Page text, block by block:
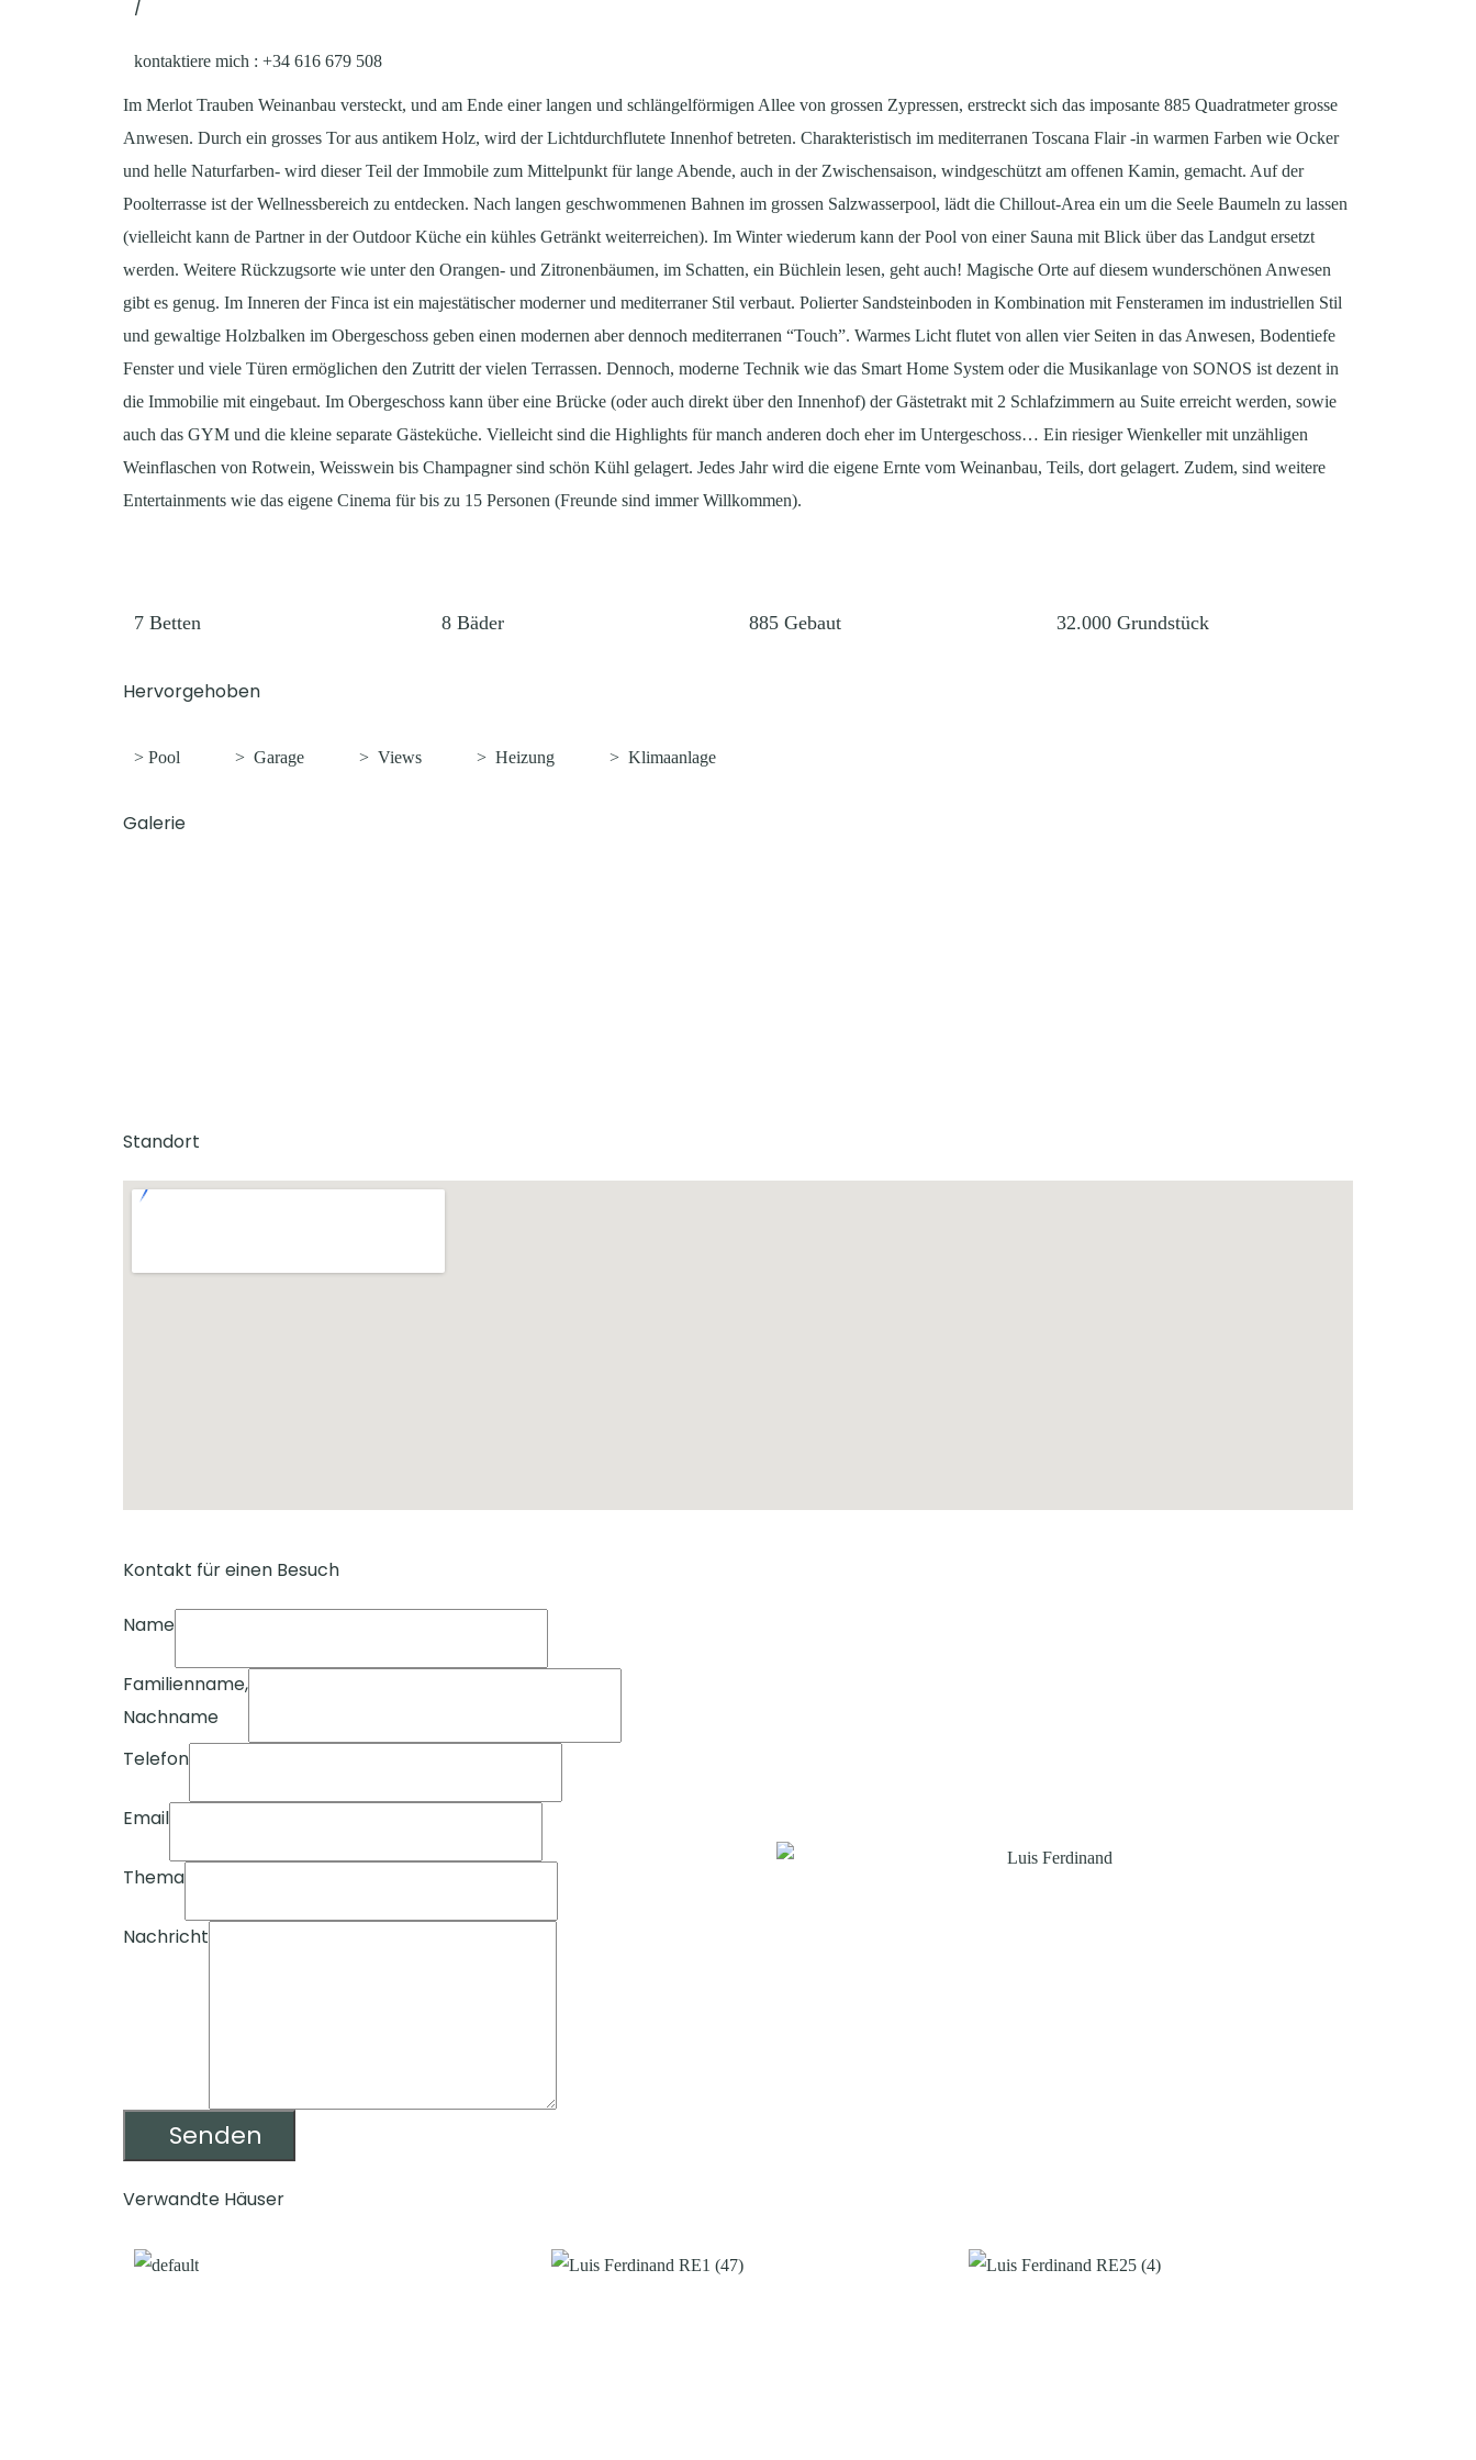
/
kontaktiere mich : +34 616 679 508
Im Merlot Trauben Weinanbau versteckt, und am Ende einer langen und schlängelförmigen Allee von grossen Zypressen, erstreckt sich das imposante 885 Quadratmeter grosse
Anwesen. Durch ein grosses Tor aus antikem Holz, wird der Lichtdurchflutete Innenhof betreten. Charakteristisch im mediterranen Toscana Flair -in warmen Farben wie Ocker
und helle Naturfarben- wird dieser Teil der Immobile zum Mittelpunkt für lange Abende, auch in der Zwischensaison, windgeschützt am offenen Kamin, gemacht. Auf der
Poolterrasse ist der Wellnessbereich zu entdecken. Nach langen geschwommenen Bahnen im grossen Salzwasserpool, lädt die Chillout-Area ein um die Seele Baumeln zu lassen
(vielleicht kann de Partner in der Outdoor Küche ein kühles Getränkt weiterreichen). Im Winter wiederum kann der Pool von einer Sauna mit Blick über das Landgut ersetzt
werden. Weitere Rückzugsorte wie unter den Orangen- und Zitronenbäumen, im Schatten, ein Büchlein lesen, geht auch! Magische Orte auf diesem wunderschönen Anwesen
gibt es genug. Im Inneren der Finca ist ein majestätischer moderner und mediterraner Stil verbaut. Polierter Sandsteinboden in Kombination mit Fensteramen im industriellen Stil
und gewaltige Holzbalken im Obergeschoss geben einen modernen aber dennoch mediterranen “Touch”. Warmes Licht flutet von allen vier Seiten in das Anwesen, Bodentiefe
Fenster und viele Türen ermöglichen den Zutritt der vielen Terrassen. Dennoch, moderne Technik wie das Smart Home System oder die Musikanlage von SONOS ist dezent in
die Immobilie mit eingebaut. Im Obergeschoss kann über eine Brücke (oder auch direkt über den Innenhof) der Gästetrakt mit 2 Schlafzimmern au Suite erreicht werden, sowie
auch das GYM und die kleine separate Gästeküche. Vielleicht sind die Highlights für manch anderen doch eher im Untergeschoss… Ein riesiger Wienkeller mit unzähligen
Weinflaschen von Rotwein, Weisswein bis Champagner sind schön Kühl gelagert. Jedes Jahr wird die eigene Ernte vom Weinanbau, Teils, dort gelagert. Zudem, sind weitere
Entertainments wie das eigene Cinema für bis zu 15 Personen (Freunde sind immer Willkommen).
7 Betten 8 Bäder 885 Gebaut 32.000 Grundstück
Hervorgehoben
> Pool > Garage > Views > Heizung > Klimaanlage
Galerie
Standort
Kontakt für einen Besuch
Name
Familienname,
Nachname
Telefon
Email
Thema
Nachricht
Verwandte Häuser